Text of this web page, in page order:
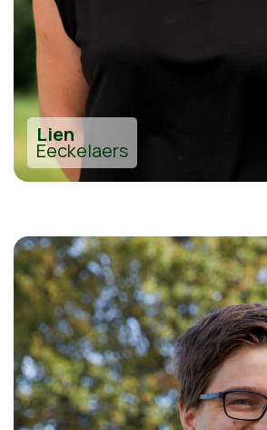
Lien
Eeckelaers